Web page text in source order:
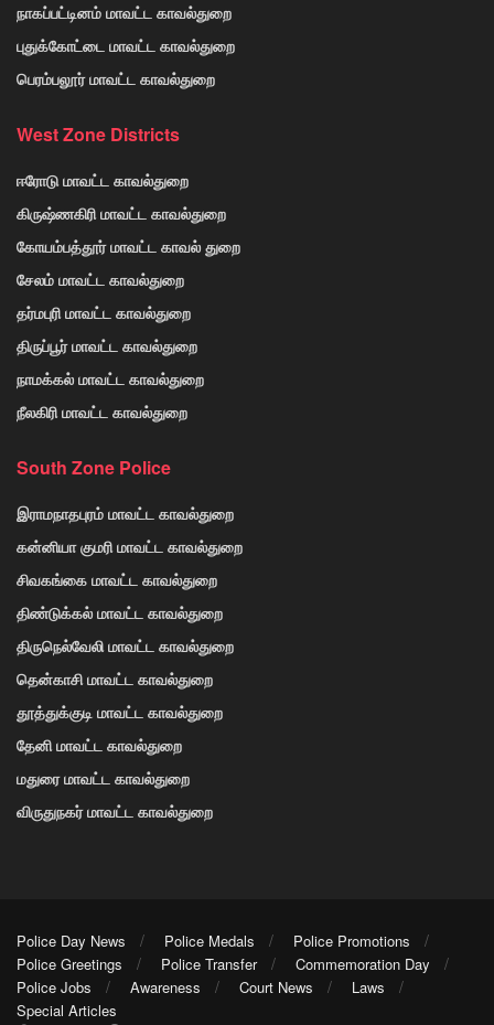
நாகப்பட்டினம் மாவட்ட காவல்துறை
புதுக்கோட்டை மாவட்ட காவல்துறை
பெரம்பலூர் மாவட்ட காவல்துறை
West Zone Districts
ஈரோடு மாவட்ட காவல்துறை
கிருஷ்ணகிரி மாவட்ட காவல்துறை
கோயம்பத்தூர் மாவட்ட காவல் துறை
சேலம் மாவட்ட காவல்துறை
தர்மபுரி மாவட்ட காவல்துறை
திருப்பூர் மாவட்ட காவல்துறை
நாமக்கல் மாவட்ட காவல்துறை
நீலகிரி மாவட்ட காவல்துறை
South Zone Police
இராமநாதபுரம் மாவட்ட காவல்துறை
கன்னியா குமரி மாவட்ட காவல்துறை
சிவகங்கை மாவட்ட காவல்துறை
திண்டுக்கல் மாவட்ட காவல்துறை
திருநெல்வேலி மாவட்ட காவல்துறை
தென்காசி மாவட்ட காவல்துறை
தூத்துக்குடி மாவட்ட காவல்துறை
தேனி மாவட்ட காவல்துறை
மதுரை மாவட்ட காவல்துறை
விருதுநகர் மாவட்ட காவல்துறை
Police Day News Police Medals
Police Promotions
Police Greetings
Police Transfer
Commemoration Day
Police Jobs
Awareness Court News
Laws
Special Articles